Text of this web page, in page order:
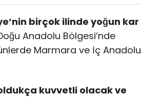
birçok ilinde yoğun kar
Anadolu Bölgesi’nde
Marmara ve İç Anadolu
kuvvetli olacak ve